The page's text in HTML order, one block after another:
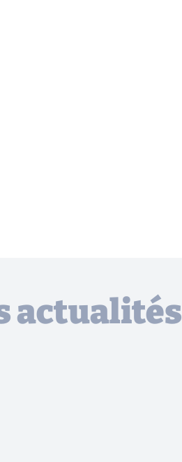
actualités